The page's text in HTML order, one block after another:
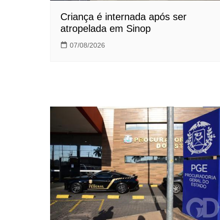
Criança é internada após ser
atropelada em Sinop
07/08/2026